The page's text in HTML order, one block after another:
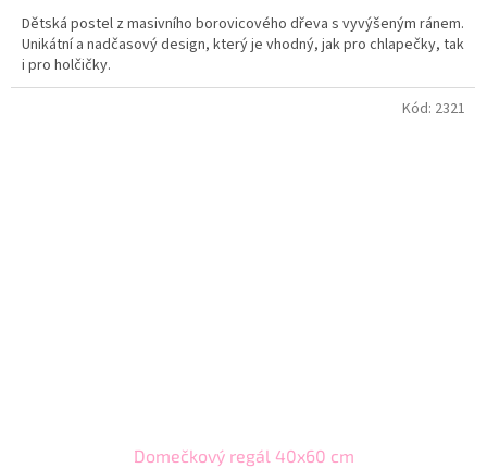
Dětská postel z masivního borovicového dřeva s vyvýšeným ránem.
Unikátní a nadčasový design, který je vhodný, jak pro chlapečky, tak
i pro holčičky.
Domečkový regál 40x60 cm
Kód: 2321